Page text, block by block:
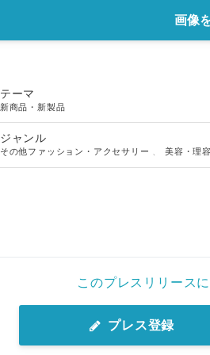
画像
テーマ
新商品・新製品
ジャンル
その他ファッション・アクセサリー 、美容・理
このプレスリリース
プレス登録